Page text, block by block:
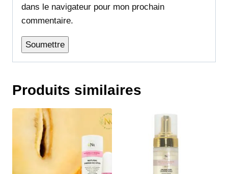
dans le navigateur pour mon prochain
commentaire.
Produits similaires